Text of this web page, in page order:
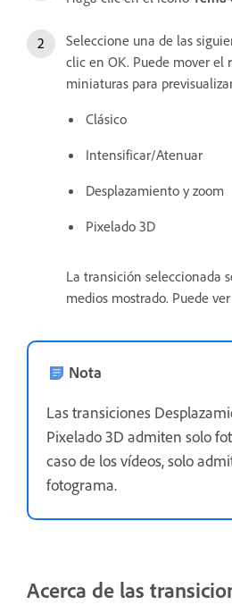
Seleccione una de las
clic en OK. Puede mover el
miniaturas para
Clásico
Intensificar/Atenuar
Desplazamiento y zoom
Pixelado 3D
La transición seleccionada
medios mostrado. Puede
Nota
Las transiciones
Pixelado 3D admiten solo
caso de los vídeos, solo
fotograma.
Acerca de las